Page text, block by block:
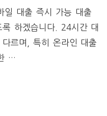
일 대출 즉시 가능 대출
하겠습니다. 24시간 대
르며, 특히 온라인 대출
…